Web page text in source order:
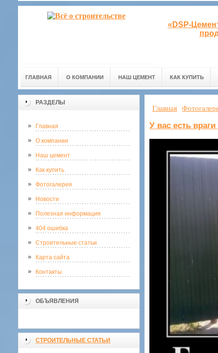
«DSP-
ГЛАВНАЯ О КОМПАНИИ НАШ ЦЕМЕНТ КАК КУПИТЬ
РАЗДЕЛЫ
Главная
О компании
Наш цемент
Как купить
Фотогалерея
Новости
Полезная информация
404 ошибка
Строительные статьи
Карта сайта
Контакты
ОБЪЯВЛЕНИЯ
СТРОИТЕЛЬНЫЕ СТАТЬИ
Главная
У вас есть